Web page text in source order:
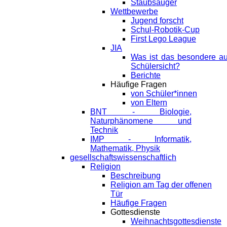
Staubsauger
Wettbewerbe
Jugend forscht
Schul-Robotik-Cup
First Lego League
JIA
Was ist das besondere
Schülersicht?
Berichte
Häufige Fragen
von Schüler*innen
von Eltern
BNT - Biologie,
Naturphänomene und
Technik
IMP - Informatik,
Mathematik, Physik
gesellschaftswissenschaftlich
Religion
Beschreibung
Religion am Tag der offenen
Tür
Häufige Fragen
Gottesdienste
Weihnachtsgottesdienste